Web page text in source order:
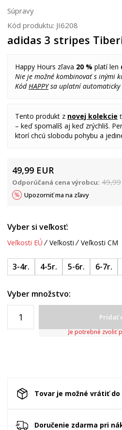
Súpravy
Kód produktu: JI6208
adidas 3 stripes
Happy Hours zľava 20 % platí len
Nie je možné kombinovať s inými
KódHAPPYsa uplatní automaticky
Tento produkt z novej kolekcie
– keď spomalíš aj keď zrýchliš.
ktorí chcú slobodu pohybu a
49,99 EUR
Odporúčaná cena výrobcu: 49,99
Upozorniť ma na zľavy
Vyber si veľkosť:
Veľkosti EÚ Veľkosti Veľkosti CM
3-4r. 4-5r. 5-6r. 6-7r.
Vyber množstvo:
Pridať
Je potrebné zvoliť
Tovar je možné vrátiť do
Doručenie zdarma pri